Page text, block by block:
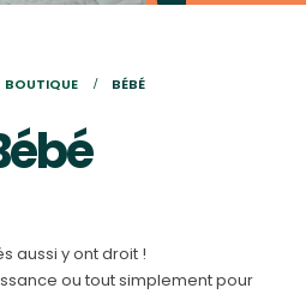
BOUTIQUE BÉBÉ
aussi y ont droit !
ou tout simplement pour